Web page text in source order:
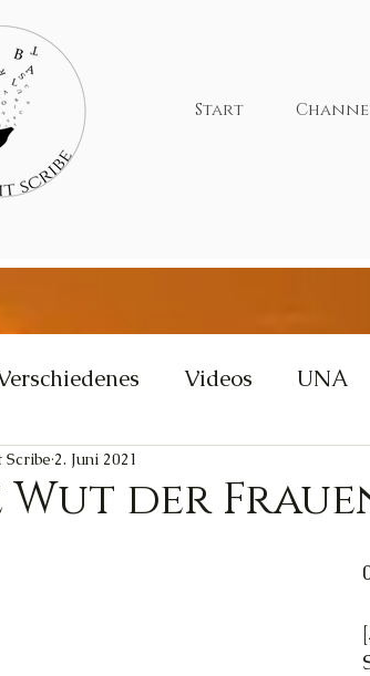
Start
Videos UNA
Kreativität
Ortsgebundene
Wut der
2. Juni 2021